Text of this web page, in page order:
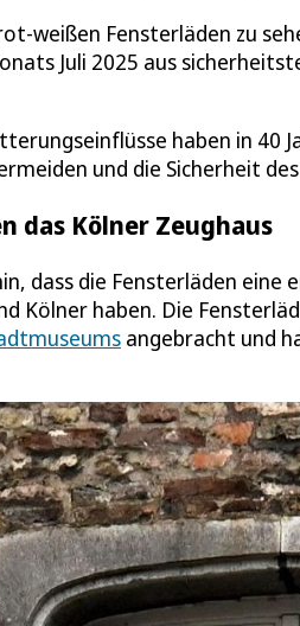
weißen Fensterläden zu
Juli 2025 aus
haben in 40
und die Sicherheit
das Kölner Zeughaus
dass die Fensterläden eine
haben. Die
angebracht und